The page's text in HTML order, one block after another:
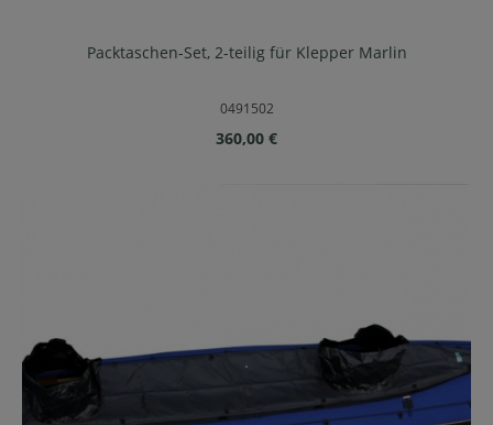
Packtaschen-Set, 2-teilig für Klepper Marlin
0491502
Regulärer Preis:
360,00 €